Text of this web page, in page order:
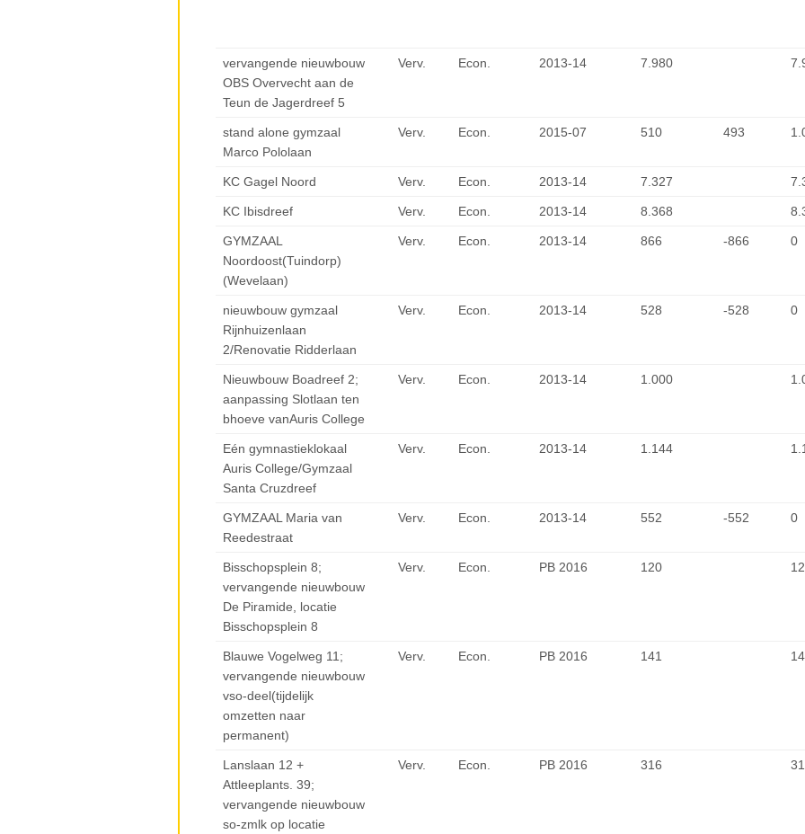
vervangende nieuwbouw
OBS Overvecht aan de
Teun de Jagerdreef 5
Verv. Econ. 2013-14 7.980
stand alone gymzaal
Marco Pololaan
Verv. Econ. 2015-07 510 493
KC Gagel Noord Verv. Econ. 2013-14 7.327
KC Ibisdreef Verv. Econ. 2013-14 8.368
GYMZAAL
Noordoost(Tuindorp)
(Wevelaan)
Verv. Econ. 2013-14 866 -866 0
nieuwbouw gymzaal
Rijnhuizenlaan
2/Renovatie Ridderlaan
Verv. Econ. 2013-14 528 -528 0
Nieuwbouw Boadreef 2;
aanpassing Slotlaan ten
bhoeve vanAuris College
Verv. Econ. 2013-14 1.000
Eén gymnastieklokaal
Auris College/Gymzaal
Santa Cruzdreef
Verv. Econ. 2013-14 1.144
GYMZAAL Maria van
Reedestraat
Verv. Econ. 2013-14 552 -552 0
Bisschopsplein 8;
vervangende nieuwbouw
De Piramide, locatie
Bisschopsplein 8
Verv. Econ. PB 2016 120
Blauwe Vogelweg 11;
vervangende nieuwbouw
vso-deel(tijdelijk
omzetten naar
permanent)
Verv. Econ. PB 2016 141
Lanslaan 12 +
Attleeplants. 39;
vervangende nieuwbouw
so-zmlk op locatie
Verv. Econ. PB 2016 316